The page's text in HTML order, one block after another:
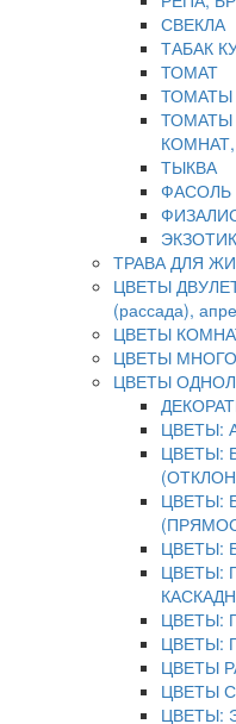
СВЕКЛА
ТАБАК
ТОМАТ
ТОМАТЫ
ТОМАТЫ
ТЫКВА
ФАСОЛЬ
ТРАВА ДЛЯ
ЦВЕТЫ
(рассада),
ЦВЕТЫ
ЦВЕТЫ
ЦВЕТЫ
ЦВЕТЫ:
ЦВЕТЫ:
ЦВЕТЫ:
ЦВЕТЫ:
ЦВЕТЫ:
ЦВЕТЫ:
ЦВЕТЫ:
ЦВЕТЫ
ЦВЕТЫ
ЦВЕТЫ: